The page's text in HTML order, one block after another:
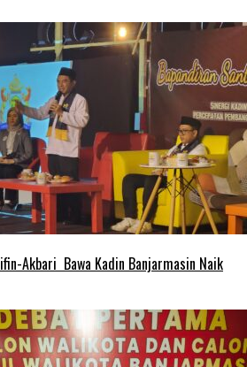
Akbari Bawa Kadin Banjarmasin Naik